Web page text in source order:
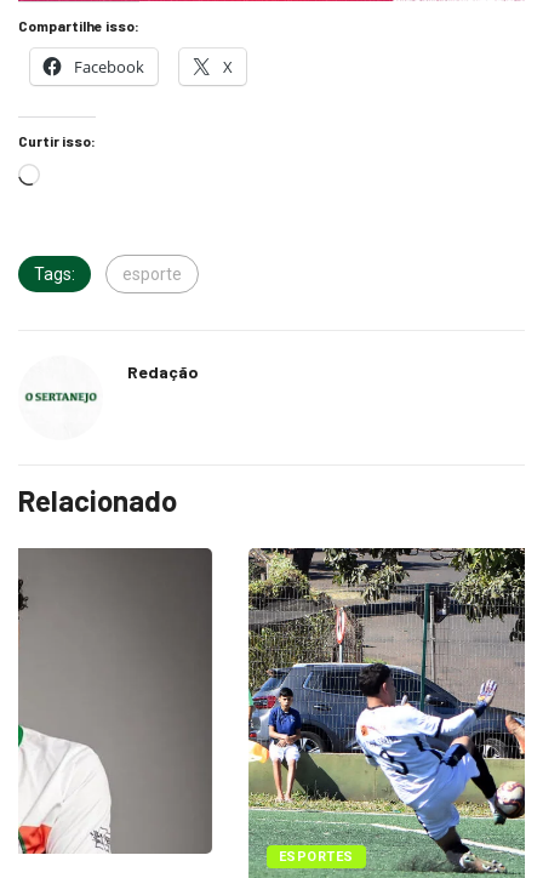
Compartilhe isso:
Facebook X
Curtir isso:
Tags: esporte
Redação
Relacionado
ESPORTES